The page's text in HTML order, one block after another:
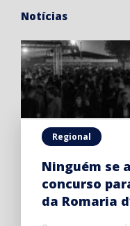
Notícias
Regional
Ninguém se
concurso
da Romaria